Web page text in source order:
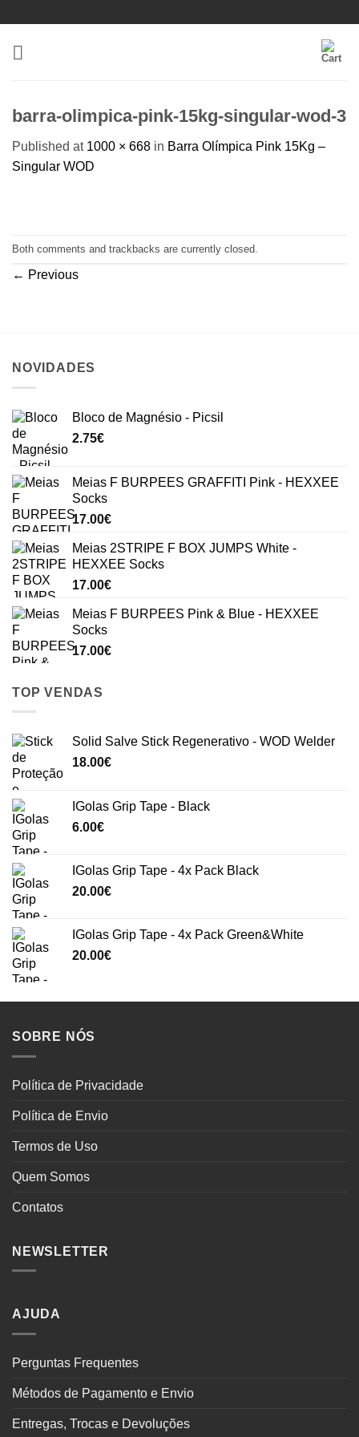
content
barra-olimpica-pink-15kg-singular-wod-3
Published at 1000 × 668 in Barra Olímpica Pink 15Kg –
Singular WOD
Both comments and trackbacks are currently closed.
← Previous
NOVIDADES
Bloco de Magnésio - Picsil
2.75€
Meias F BURPEES GRAFFITI Pink - HEXXEE
Socks
17.00€
Meias 2STRIPE F BOX JUMPS White -
HEXXEE Socks
17.00€
Meias F BURPEES Pink & Blue - HEXXEE
Socks
17.00€
TOP VENDAS
Solid Salve Stick Regenerativo - WOD Welder
18.00€
IGolas Grip Tape - Black
6.00€
IGolas Grip Tape - 4x Pack Black
20.00€
IGolas Grip Tape - 4x Pack Green&White
20.00€
SOBRE NÓS
Política de Privacidade
Política de Envio
Termos de Uso
Quem Somos
Contatos
NEWSLETTER
AJUDA
Perguntas Frequentes
Métodos de Pagamento e Envio
Entregas, Trocas e Devoluções